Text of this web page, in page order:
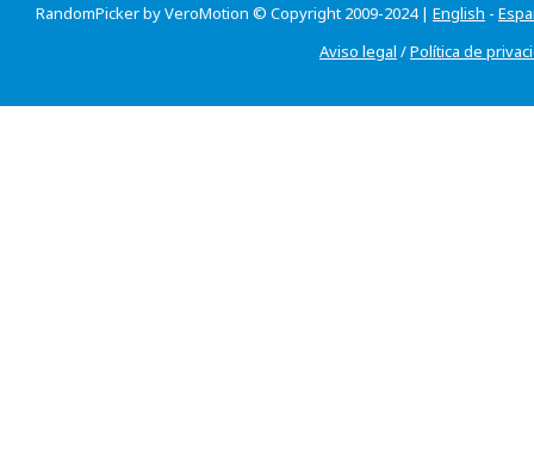
RandomPicker by VeroMotion © Copyright 2009-2024 | English -
Aviso legal /Política de